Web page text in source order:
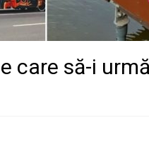
care să-i